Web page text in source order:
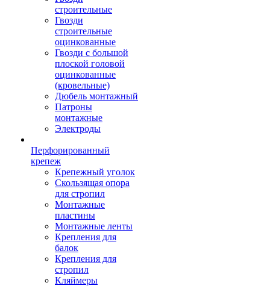
строительные
Гвозди
строительные
оцинкованные
Гвозди с большой
плоской головой
оцинкованные
(кровельные)
Дюбель монтажный
Патроны
монтажные
Электроды
Перфорированный
крепеж
Крепежный уголок
Скользящая опора
для стропил
Монтажные
пластины
Монтажные ленты
Крепления для
балок
Крепления для
стропил
Кляймеры